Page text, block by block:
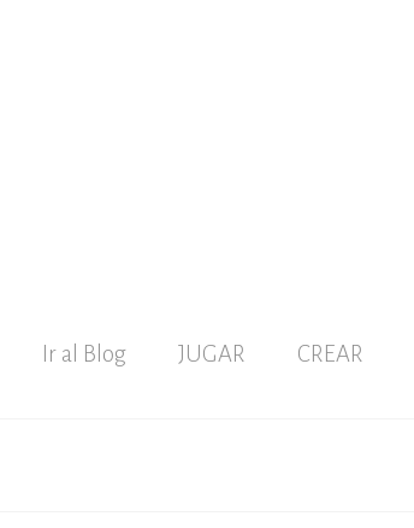
Ir al Blog JUGAR CREAR